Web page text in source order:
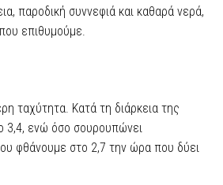
παροδική συννεφιά και καθαρά νερά,
επιθυμούμε.
ταχύτητα. Κατά τη διάρκεια της
3,4, ενώ όσο σουρουπώνει
φθάνουμε στο 2,7 την ώρα που δύει